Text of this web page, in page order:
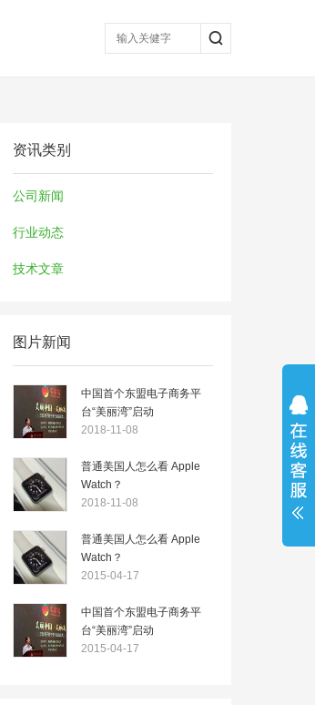
资讯类别
公司新闻
行业动态
技术文章
图片新闻
中国首个东盟电子商务平
台“美丽湾”启动
2018-11-08
普通美国人怎么看 Apple
Watch？
2018-11-08
普通美国人怎么看 Apple
Watch？
2015-04-17
中国首个东盟电子商务平
台“美丽湾”启动
2015-04-17